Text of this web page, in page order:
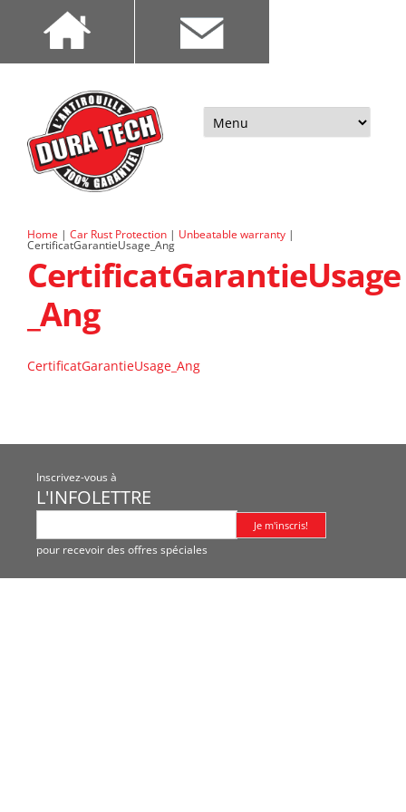
Aller
contenu
Home | Car Rust Protection | Unbeatable warranty |
CertificatGarantieUsage_Ang
CertificatGarantieUsage
_Ang
CertificatGarantieUsage_Ang
Inscrivez-vous à
L'INFOLETTRE
pour recevoir des offres spéciales